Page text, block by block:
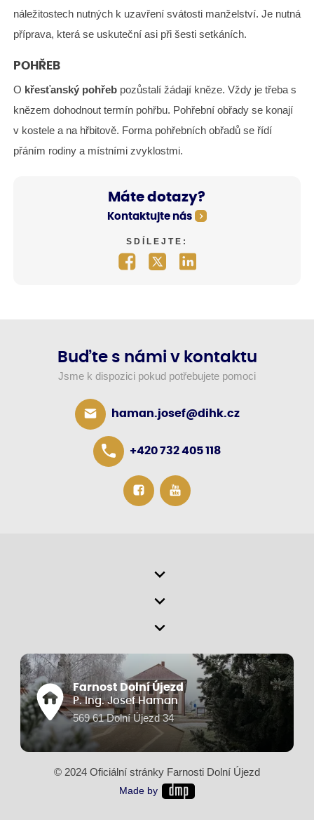
náležitostech nutných k uzavření svátosti manželství. Je nutná
příprava, která se uskuteční asi při šesti setkáních.
POHŘEB
O křesťanský pohřeb pozůstalí žádají kněze. Vždy je třeba s
knězem dohodnout termín pohřbu. Pohřební obřady se konají
v kostele a na hřbitově. Forma pohřebních obřadů se řídí
přáním rodiny a místními zvyklostmi.
Máte dotazy?
Kontaktujte nás
SDÍLEJTE:
Buďte s námi v kontaktu
Jsme k dispozici pokud potřebujete pomoci
haman.josef@dihk.cz
+420 732 405 118
Farnost Dolní Újezd
P. Ing. Josef Haman
569 61 Dolní Újezd 34
© 2024 Oficiální stránky Farnosti Dolní Újezd
Made by